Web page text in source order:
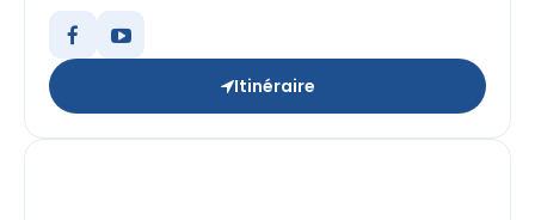
Itinéraire